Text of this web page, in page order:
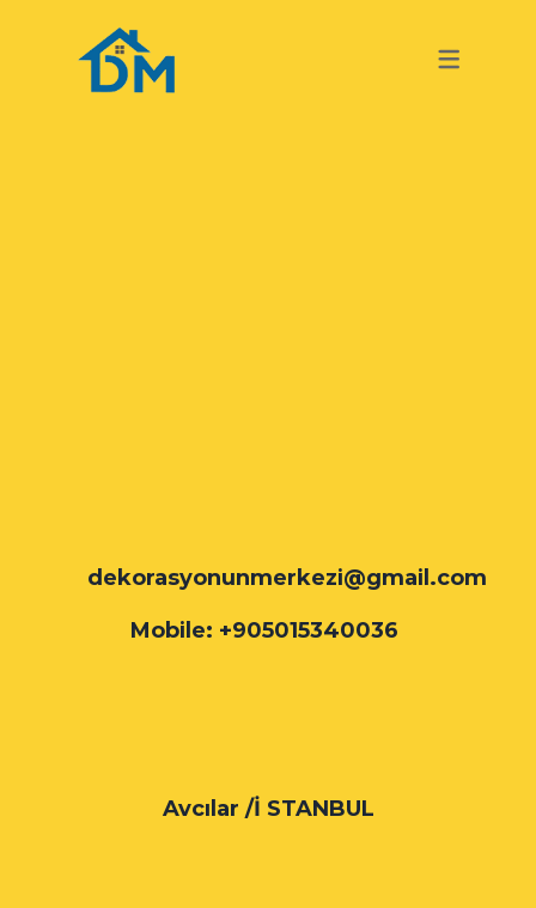
TURKISH
dekorasyonunmerkezi@gmail.com
Mobile: +905015340036
Avcılar /İ STANBUL